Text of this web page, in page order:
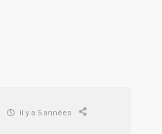
il y a 5 années